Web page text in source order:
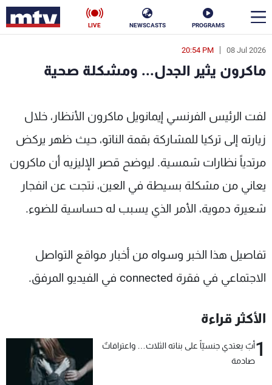
PROGRAMS
NEWSCASTS
LIVE
08 Jul 2026
20:54 PM
ماكرون يثير الجدل... ومشكلة صحية
لفت الرئيس الفرنسي إيمانويل ماكرون الأنظار، خلال
زيارته إلى تركيا للمشاركة بقمة الناتو، حيث ظهر يركض
مرتدياً نظارات شمسية. ليوضح قصر الإليزيه أن ماكرون
يعاني من مشكلة بسيطة في العين، نتجت عن انفجار
شعيرة دموية، الأمر الذي يسبب له حساسية للضوء.
تفاصيل هذا الخبر وسواه من أخبار مواقع التواصل
الاجتماعي في فقرة connected في الفيديو المرفق.
الأكثر قراءة
1أبٌ يعتدي جنسيّاً على بناته الثلاث… واعترافاتٌ
صادمة
en
الأخبار
سياسة ناس
إقتصاد فن
منوعات رياضة
كأس العالم
البرامج
شاهد البرامج
عن MTV
الإنـتـاج
لاعلاناتكم
وظائف
شروط الإسـتخدام